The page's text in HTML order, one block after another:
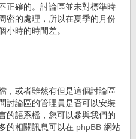
正確的。討論區並未對標準時
密的處理，所以在夏季的月份
小時的時間差。
，或者雖然有但是這個討論區
討論區的管理員是否可以安裝
的語系檔，您可以參與我們的
的相關訊息可以在 phpBB 網站